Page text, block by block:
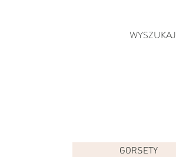
WYSZUKAJ
GORSETY